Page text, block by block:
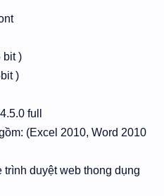
bit )
)
full
(Excel 2010, Word 2010
trình duyệt web thong dụng